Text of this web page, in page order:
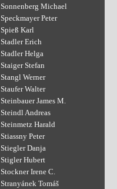
Sonnenberg Michael
Speckmayer Peter
Spieß Karl
Stadler Erich
Stadler Helga
Staiger Stefan
Stangl Werner
Staufer Walter
Steinbauer James M.
Steindl Andreas
Steinmetz Harald
Stiassny Peter
Stiegler Danja
Stigler Hubert
Stockner Irene C.
Stranyánek Tomáš